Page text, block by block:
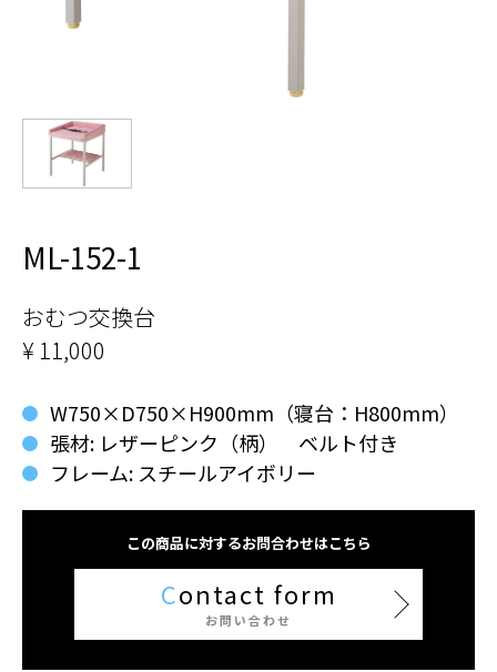
ML-152-1
おむつ交換台
¥ 11,000
W750×D750×H900mm（寝台：H800mm）
張材: レザーピンク（柄） ベルト付き
フレーム: スチールアイボリー
この商品に対するお問合わせはこちら
Contact form
お問い合わせ